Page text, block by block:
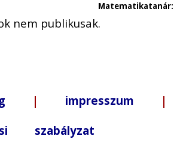
Matematikatanár:
nem publikusak.
| impresszum |
szabályzat